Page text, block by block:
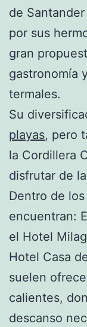
de
por sus
gran
gastronomía
termales.
Su
playas, pero
la Cordillera
disfrutar de la
Dentro de
encuentran:
el Hotel
Hotel Casa
suelen
calientes,
descanso